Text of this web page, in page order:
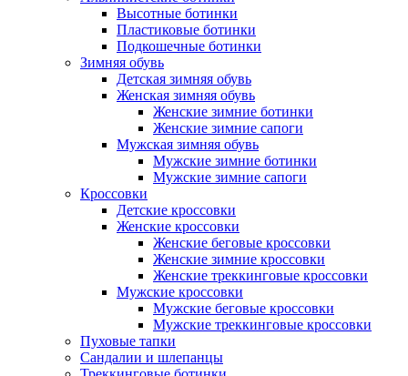
Высотные ботинки
Пластиковые ботинки
Подкошечные ботинки
Зимняя обувь
Детская зимняя обувь
Женская зимняя обувь
Женские зимние ботинки
Женские зимние сапоги
Мужская зимняя обувь
Мужские зимние ботинки
Мужские зимние сапоги
Кроссовки
Детские кроссовки
Женские кроссовки
Женские беговые кроссовки
Женские зимние кроссовки
Женские треккинговые кроссовки
Мужские кроссовки
Мужские беговые кроссовки
Мужские треккинговые кроссовки
Пуховые тапки
Сандалии и шлепанцы